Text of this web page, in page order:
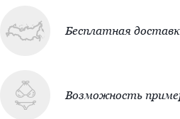
Бесплатная
Возможность